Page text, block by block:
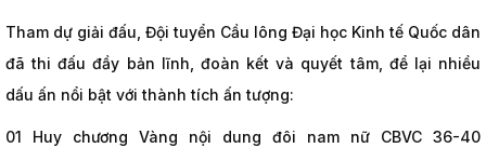
Tham dự giải đấu, Đội tuyển Cầu lông Đại học Kinh tế Quốc dân
đã thi đấu đầy bản lĩnh, đoàn kết và quyết tâm, để lại nhiều
dấu ấn nổi bật với thành tích ấn tượng:
01 Huy chương Vàng nội dung đôi nam nữ CBVC 36-40